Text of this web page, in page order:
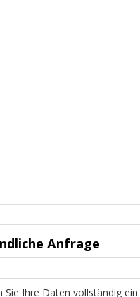
Anfrage
Sie Ihre Daten vollständig